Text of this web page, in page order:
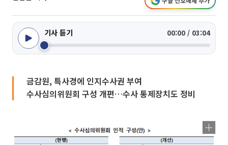
기사 듣기 00:00 / 03:04
금감원, 특사경에 인지수사권 부여
수사심의위원회 구성 개편…수사 통제장치도 정비